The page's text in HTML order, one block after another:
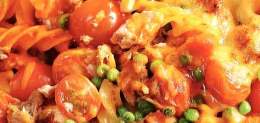
Kies producten